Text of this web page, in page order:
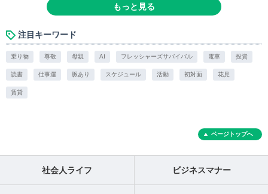
もっと見る
注目キーワード
乗り物 尊敬 母親 AI フレッシャーズサバイバル 電車 投資
読書 仕事運 脈あり スケジュール 活動 初対面 花見
賃貸
ページトップへ
社会人ライフ ビジネスマナー